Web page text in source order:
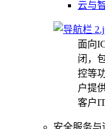
云与
面向
闭，
控等
户提
客户
安全服务与